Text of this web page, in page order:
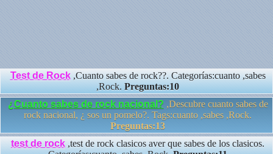
Test de Rock,Cuanto sabes de rock??. Categorías:cuanto ,sabes
,Rock. Preguntas:10
¿Cuanto sabes de rock nacional? ,Descubre cuanto sabes de
rock nacional, ¿ sos un pomelo?. Tags:cuanto ,sabes ,Rock.
Preguntas:13
test de rock ,test de rock clasicos aver que sabes de los clasicos.